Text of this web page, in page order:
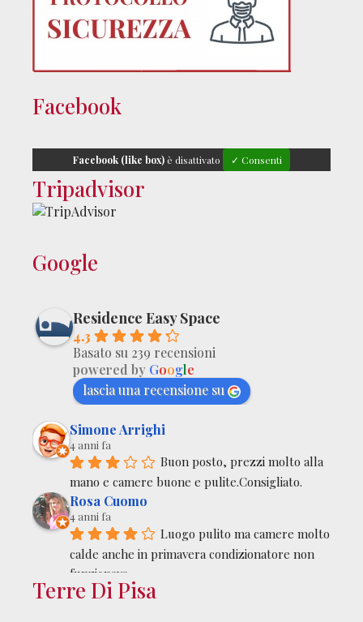
Facebook
Facebook (like box)è disattivato ✓ Consenti
Tripadvisor
Google
Residence Easy Space
4.3
Basato su 239 recensioni
powered by Google
lascia una recensione su
Simone Arrighi
4 anni fa
Buon posto, prezzi molto alla
mano e camere buone e pulite.Consigliato.
Rosa Cuomo
4 anni fa
Luogo pulito ma camere molto
calde anche in primavera condizionatore non
funzionava
christian bertolini
Terre Di Pisa